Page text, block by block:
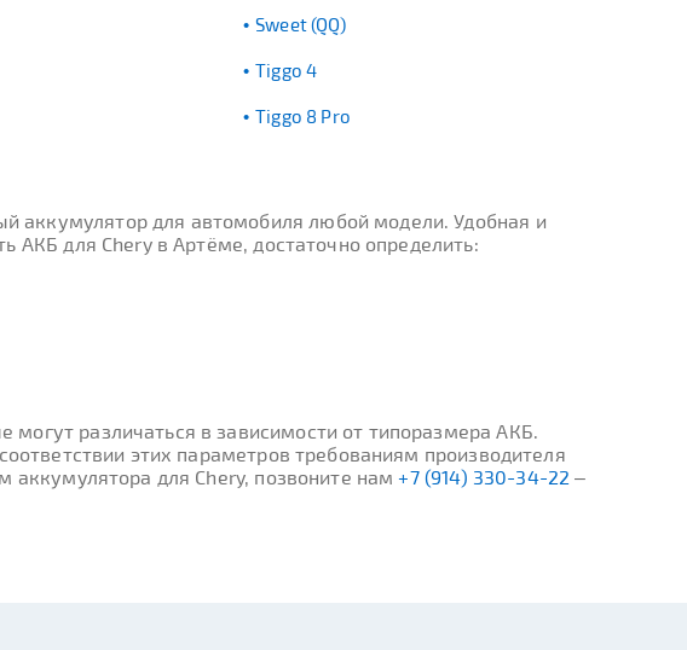
Sweet (QQ)
Tiggo 4
Tiggo 8 Pro
аккумулятор для автомобиля любой модели. Удобная и
АКБ для Chery в Артёме, достаточно определить:
различаться в зависимости от типоразмера АКБ.
этих параметров требованиям производителя
аккумулятора для Chery, позвоните нам+7 (914) 330-34-22 –